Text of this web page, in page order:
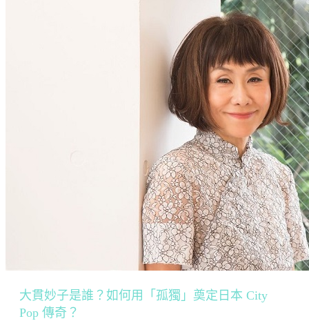
大貫妙子是誰？如何用「孤獨」奠定日本 City
Pop 傳奇？